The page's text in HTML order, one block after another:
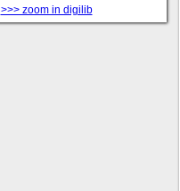
>>> zoom in digilib